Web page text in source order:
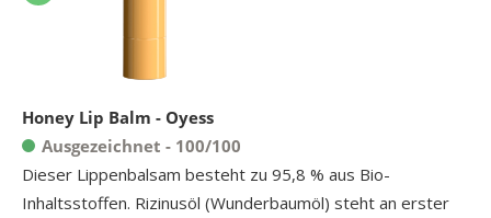
Honey Lip Balm - Oyess
Ausgezeichnet - 100/100
Dieser Lippenbalsam besteht zu 95,8 % aus Bio-
Inhaltsstoffen. Rizinusöl (Wunderbaumöl) steht an erster